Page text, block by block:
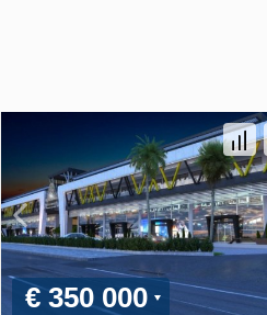
€ 350 000